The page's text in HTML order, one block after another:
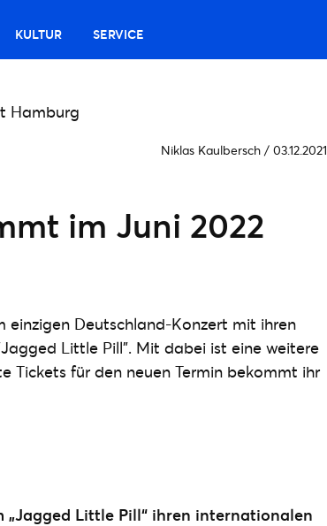
KULTUR SERVICE
Niklas Kaulbersch / 03.12.2021
im Juni 2022
einzigen Deutschland-Konzert mit ihren
Little Pill". Mit dabei ist eine weitere
Tickets für den neuen Termin bekommt ihr
„Jagged Little Pill“ ihren internationalen